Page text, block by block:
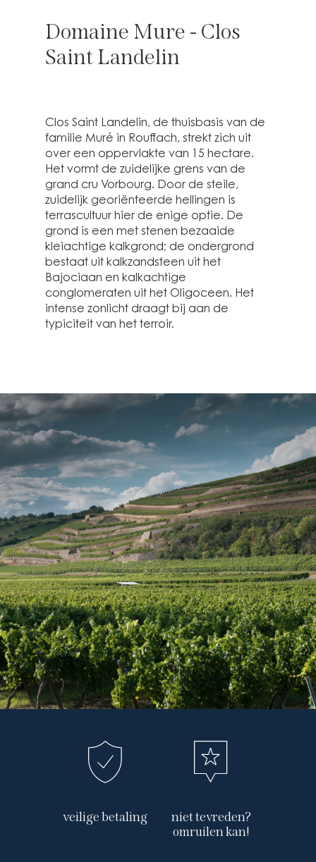
Domaine Mure - Clos
Saint Landelin
Clos Saint Landelin, de thuisbasis van de
familie Muré in Rouffach, strekt zich uit
over een oppervlakte van 15 hectare.
Het vormt de zuidelijke grens van de
grand cru Vorbourg. Door de steile,
zuidelijk georiënteerde hellingen is
terrascultuur hier de enige optie. De
grond is een met stenen bezaaide
kleiachtige kalkgrond; de ondergrond
bestaat uit kalkzandsteen uit het
Bajociaan en kalkachtige
conglomeraten uit het Oligoceen. Het
intense zonlicht draagt bij aan de
typiciteit van het terroir.
veilige betaling
niet tevreden?
omruilen kan!